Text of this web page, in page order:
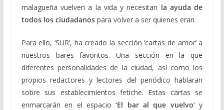
malagueña vuelven a la vida y necesitan la ayuda de
todos los ciudadanospara volver a ser quienes eran.
Para ello, ‘SUR’, ha creado la sección ‘cartas de amor’ a
nuestros bares favoritos. Una sección en la que
diferentes personalidades de la ciudad, así como los
propios redactores y lectores del periódico hablaran
sobre sus establecimientos fetiche. Estas cartas se
enmarcarán en el espacio‘El bar al que vuelvo’y